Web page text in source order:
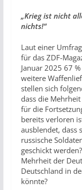
„Krieg ist nicht
nichts!“
Laut einer
für das ZDF-
Januar 2025 67
weitere
stellen sich
dass die
für die
bereits verloren
ausblendet, dass
russische
geschickt
Mehrheit der
Deutschland in
könnte?